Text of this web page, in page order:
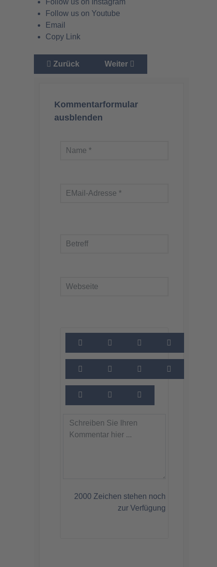
Follow us on Youtube
Email
Copy Link
Vorheriger Beitrag: Weiter Masken tragen
Zurück Nächster Beitrag: Die
Weiter
Kommentarformular
ausblenden
2000 Zeichen stehen noch
zur Verfügung